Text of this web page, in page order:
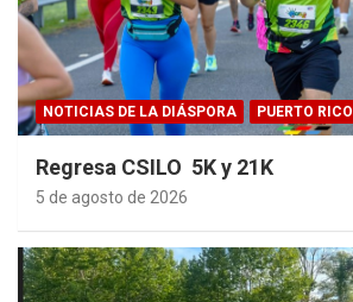
NOTICIAS DE LA DIÁSPORA PUERTO RICO
Regresa CSILO 5K y 21K
5 de agosto de 2026